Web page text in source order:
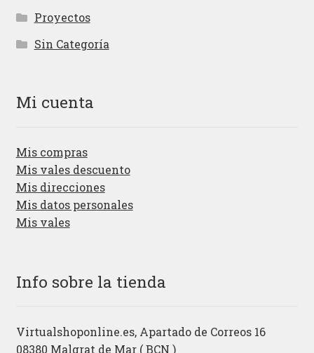
Proyectos
Sin Categoría
Mi cuenta
Mis compras
Mis vales descuento
Mis direcciones
Mis datos personales
Mis vales
Info sobre la tienda
Virtualshoponline.es, Apartado de Correos 16
08380 Malgrat de Mar ( BCN )